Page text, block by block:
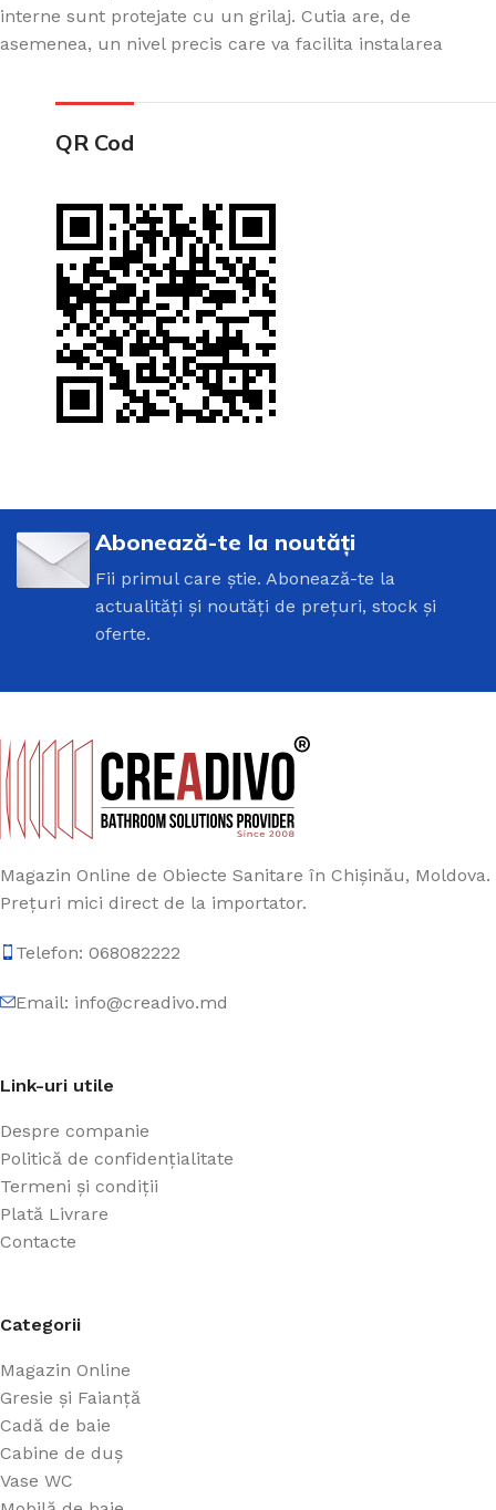
interne sunt protejate cu un grilaj. Cutia are, de
asemenea, un nivel precis care va facilita instalarea
QR Cod
Abonează-te la noutăți
Fii primul care știe. Abonează-te la
actualități și noutăți de prețuri, stock și
oferte.
Magazin Online de Obiecte Sanitare în Chișinău, Moldova.
Prețuri mici direct de la importator.
Telefon: 068082222
Email: info@creadivo.md
Link-uri utile
Despre companie
Politică de confidențialitate
Termeni și condiții
Plată Livrare
Contacte
Categorii
Magazin Online
Gresie și Faianță
Cadă de baie
Cabine de duș
Vase WC